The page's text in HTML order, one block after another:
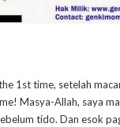
1st time, setelah
Masya-Allah, saya
tido. Dan esok